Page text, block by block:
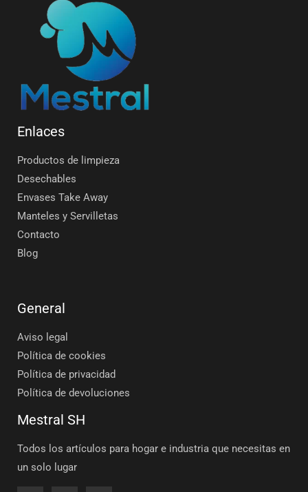
Enlaces
Productos de limpieza
Desechables
Envases Take Away
Manteles y Servilletas
Contacto
Blog
General
Aviso legal
Política de cookies
Política de privacidad
Política de devoluciones
Mestral SH
Todos los artículos para hogar e industria que necesitas en
un solo lugar